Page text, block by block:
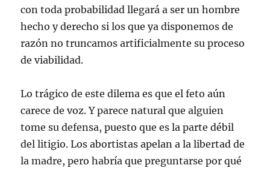
con toda probabilidad llegará a ser un hombre
hecho y derecho si los que ya disponemos de
razón no truncamos artificialmente su proceso
de viabilidad.
Lo trágico de este dilema es que el feto aún
carece de voz. Y parece natural que alguien
tome su defensa, puesto que es la parte débil
del litigio. Los abortistas apelan a la libertad de
la madre, pero habría que preguntarse por qué